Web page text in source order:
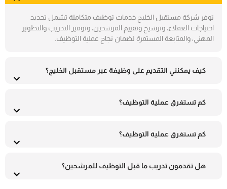
توفر شركة مستقبل الخليج خدمات توظيف متكاملة تشمل تحديد
احتياجات العملاء، وترشيح وتقييم المرشحين، وتوفير التدريب والتطوير
المهني، والمتابعة المستمرة لضمان نجاح عملية التوظيف.
كيف يمكنني التقديم على وظيفة عبر مستقبل الخليج؟
كم تستغرق عملية التوظيف؟
كم تستغرق عملية التوظيف؟
هل تقدمون تدريب ما قبل التوظيف للمرشحين؟